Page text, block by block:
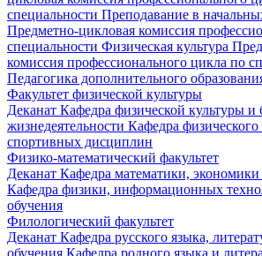
специальности Преподавание в
Предметно-цикловая комиссия
специальности Физическая культура
комиссия профессионального цикла по
Педагогика дополнительного
Факультет физической культуры
Деканат Кафедра физической культуры и
жизнедеятельности Кафедра
спортивных дисциплин
Физико-математический факультет
Деканат Кафедра математики,
Кафедра физики, информационных
обучения
Филологический факультет
Деканат Кафедра русского языка,
обучения Кафедра родного языка и